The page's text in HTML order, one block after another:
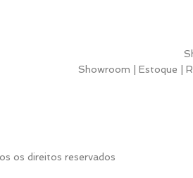
Showroom | Estoque |
os direitos reservados